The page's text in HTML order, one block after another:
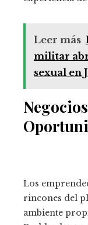
Leer más
militar
sexual en
Los
rincones del
ambiente